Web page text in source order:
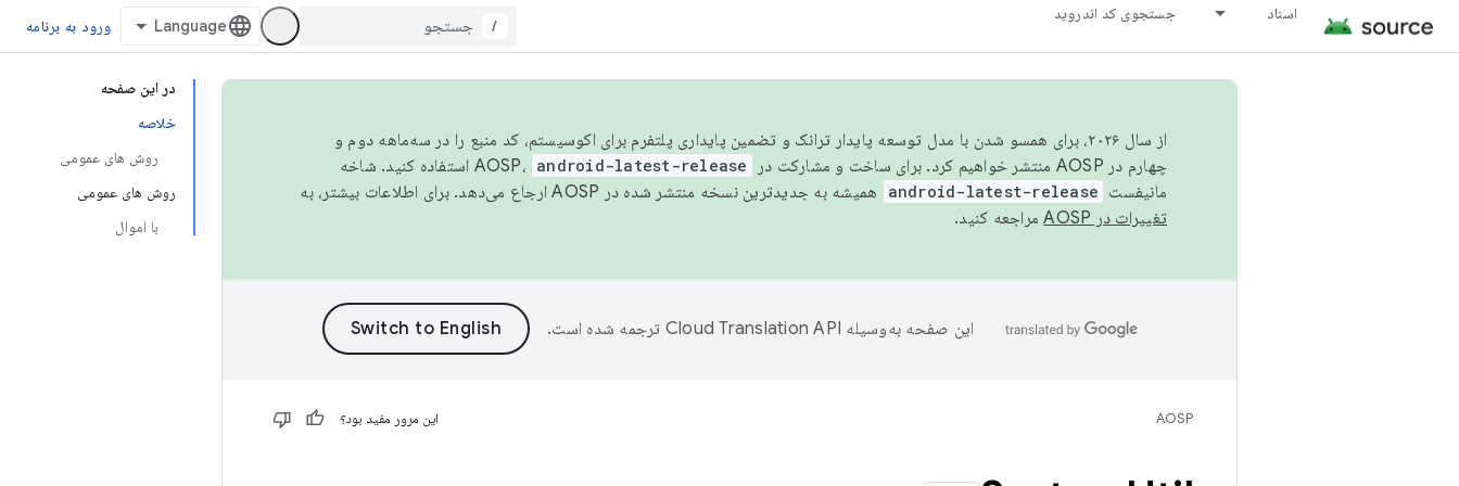
اسناد جستجوی کد اندروید
/ ورود به برنامه
در این صفحه
خلاصه
روش های عمومی
روش های عمومی
با اموال
از سال ۲۰۲۶، برای همسو شدن با مدل توسعه پایدار ترانک و تضمین پایداری پلتفرم برای اکوسیستم، کد منبع را در سه‌ماهه دوم و
چهارم در AOSP منتشر خواهیم کرد. برای ساخت و مشارکت در AOSP،
android-latest-release
استفاده کنید. شاخه
مانیفست android-latest-release
همیشه به جدیدترین نسخه منتشر شده در AOSP ارجاع می‌دهد. برای اطلاعات بیشتر، به
تغییرات در AOSP
مراجعه کنید.
این صفحه به‌وسیله ترجمه شده است.
AOSP این مرور مفید بود؟